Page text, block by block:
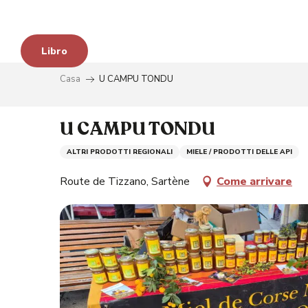
contenu
principal
Libro
Casa U CAMPU TONDU
U CAMPU TONDU
ALTRI PRODOTTI REGIONALI MIELE / PRODOTTI DELLE API
Route de Tizzano, Sartène Come arrivare